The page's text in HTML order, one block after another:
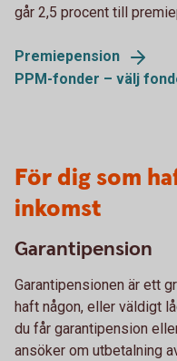
går 2,5 procent till
Premiepension
PPM-fonder – välj
För dig som
inkomst
Garantipension
Garantipensionen är ett
haft någon, eller väldigt
du får garantipension
ansöker om utbetalning